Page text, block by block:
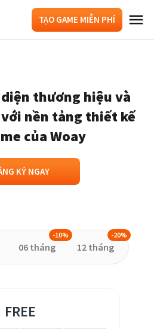
TẠO GAME MIỄN PHÍ
thương hiệu và
nền tảng thiết kế
của Woay
KÝ NGAY
06 tháng
-10%
12 tháng
-20%
FREE